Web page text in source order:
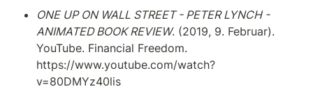
ONE UP ON WALL STREET - PETER LYNCH -
ANIMATED BOOK REVIEW. (2019, 9. Februar).
YouTube. Financial Freedom.
https://www.youtube.com/watch?
v=80DMYz40lis